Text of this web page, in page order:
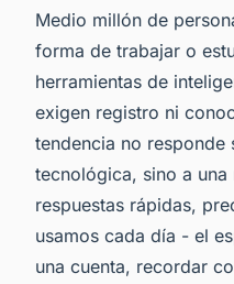
Medio millón de
forma de trabajar o
herramientas de
exigen registro ni
tendencia no responde
tecnológica, sino a
respuestas rápidas,
usamos cada día - el
una cuenta, recordar